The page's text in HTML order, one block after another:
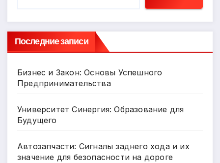
Последние записи
Бизнес и Закон: Основы Успешного
Предпринимательства
Университет Синергия: Образование для
Будущего
Автозапчасти: Сигналы заднего хода и их
значение для безопасности на дороге